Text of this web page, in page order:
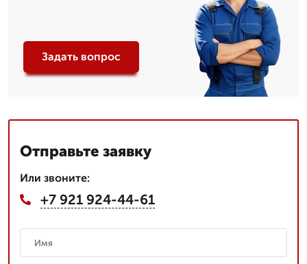
Задать вопрос
Отправьте заявку
Или звоните:
+7 921 924-44-61